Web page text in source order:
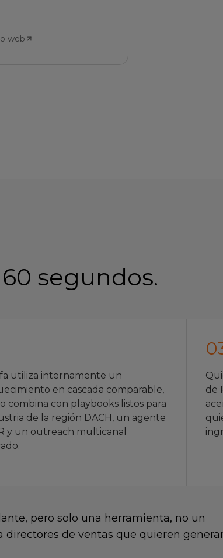
web
segundos.
utiliza internamente un
en cascada comparable,
combina con playbooks listos para
de la región DACH, un agente
y un outreach multicanal
0
de
pero solo una herramienta, no un
de ventas que quieren